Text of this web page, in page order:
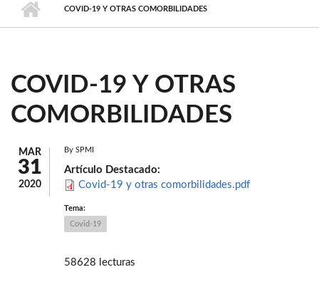
COVID-19 Y OTRAS COMORBILIDADES
COVID-19 Y OTRAS
COMORBILIDADES
MAR
31
2020
By SPMI
Artículo Destacado:
Covid-19 y otras comorbilidades.pdf
Tema:
Covid-19
58628 lecturas